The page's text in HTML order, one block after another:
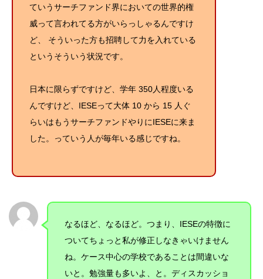
ていうサーチファンド界においての世界的権
威って言われてる方がいらっしゃるんですけ
ど、 そういった方も招聘して力を入れている
というそういう状況です。
日本に限らずですけど、学年 350人程度いる
んですけど、IESEって大体 10 から 15 人ぐ
らいはもうサーチファンドやりにIESEに来ま
した。っていう人が毎年いる感じですね。
なるほど、なるほど。つまり、IESEの特徴に
ついてちょっと私が修正しなきゃいけません
ね。ケース中心の学校であることは間違いな
いと。勉強量も多いよ、と。ディスカッショ